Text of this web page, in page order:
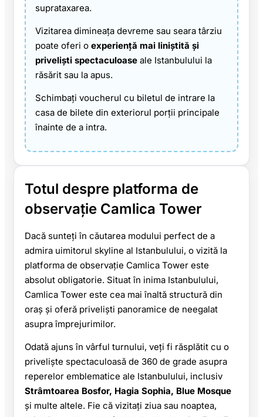
suprataxarea.
Vizitarea dimineața devreme sau seara târziu
poate oferi o experiență mai liniștită și
priveliști spectaculoase ale Istanbulului la
răsărit sau la apus.
Schimbați voucherul cu biletul de intrare la
casa de bilete din exteriorul porții principale
înainte de a intra.
Totul despre platforma de
observație Camlica Tower
Dacă sunteți în căutarea modului perfect de a
admira uimitorul skyline al Istanbulului, o vizită la
platforma de observație Camlica Tower este
absolut obligatorie. Situat în inima Istanbulului,
Camlica Tower este cea mai înaltă structură din
oraș și oferă priveliști panoramice de neegalat
asupra împrejurimilor.
Odată ajuns în vârful turnului, veți fi răsplătit cu o
priveliște spectaculoasă de 360 de grade asupra
reperelor emblematice ale Istanbulului, inclusiv
Strâmtoarea Bosfor, Hagia Sophia, Blue Mosque
și multe altele. Fie că vizitați ziua sau noaptea,